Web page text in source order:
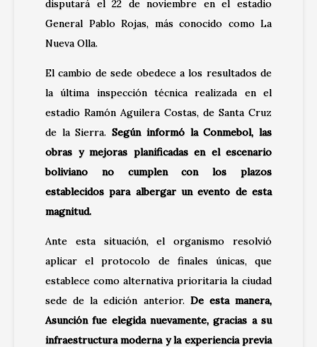
disputará el 22 de noviembre en el estadio
General Pablo Rojas, más conocido como La
Nueva Olla.
El cambio de sede obedece a los resultados de
la última inspección técnica realizada en el
estadio Ramón Aguilera Costas, de Santa Cruz
de la Sierra.Según informó la Conmebol, las
obras y mejoras planificadas en el escenario
boliviano no cumplen con los plazos
establecidos para albergar un evento de esta
magnitud.
Ante esta situación, el organismo resolvió
aplicar el protocolo de finales únicas, que
establece como alternativa prioritaria la ciudad
sede de la edición anterior. De esta manera,
Asunción fue elegida nuevamente, gracias a su
infraestructura moderna y la experiencia previa